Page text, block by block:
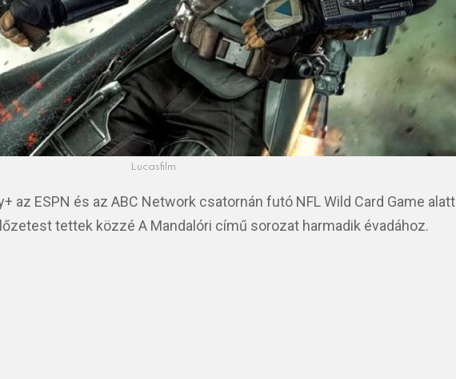
Lucasfilm
az ESPN és az ABC Network csatornán futó NFL Wild Card Game alatt
tettek közzé A Mandalóri című sorozat harmadik évadához.